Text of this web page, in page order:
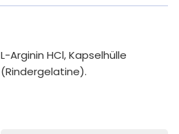
L-Arginin HCl, Kapselhülle
(Rindergelatine).